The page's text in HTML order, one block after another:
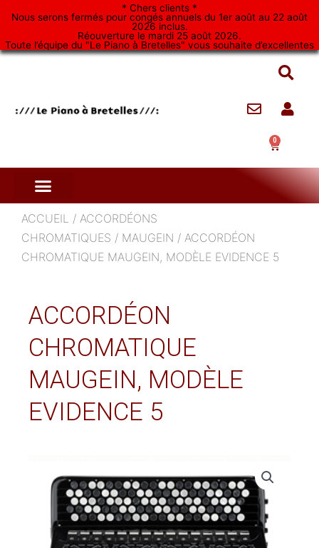
* Chers clients *
Nous serons fermés pour congés annuels du 1er août au 22 août
2026 inclus.
Réouverture le mardi 25 août 2026.
Toute l’équipe du "Le Piano à Bretelles" vous souhaite d’excellentes
vacances. *
0 Panier
ACCUEIL / ACCORDÉONS
CHROMATIQUES / MAUGEIN / ACCORDÉON
CHROMATIQUE MAUGEIN, MODÈLE EVIDENCE 5
ACCORDÉON
CHROMATIQUE
MAUGEIN, MODÈLE
EVIDENCE 5